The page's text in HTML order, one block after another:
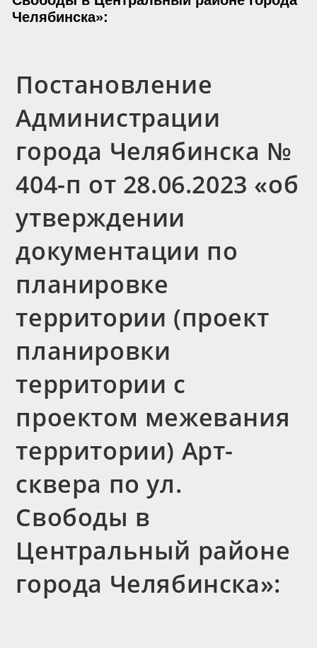
Челябинска»:
Постановление
Администрации
города Челябинска №
404-п от 28.06.2023 «об
утверждении
документации по
планировке
территории (проект
планировки
территории с
проектом межевания
территории) Арт-
сквера по ул.
Свободы в
Центральный районе
города Челябинска»: